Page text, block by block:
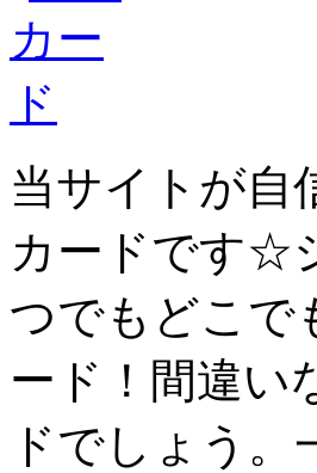
当サイトが自
カードです☆
つでもどこで
ード！間違い
ドでしょう。